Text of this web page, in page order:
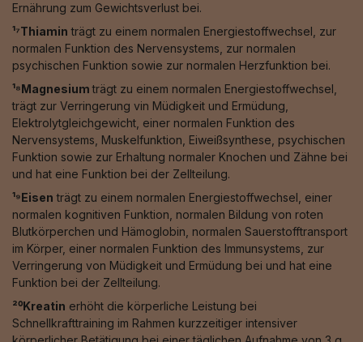
Ernährung zum Gewichtsverlust bei.
¹⁷Thiamin trägt zu einem normalen Energiestoffwechsel, zur
normalen Funktion des Nervensystems, zur normalen
psychischen Funktion sowie zur normalen Herzfunktion bei.
¹⁸Magnesiumträgt zu einem normalen Energiestoffwechsel,
trägt zur Verringerung vin Müdigkeit und Ermüdung,
Elektrolytgleichgewicht, einer normalen Funktion des
Nervensystems, Muskelfunktion, Eiweißsynthese, psychischen
Funktion sowie zur Erhaltung normaler Knochen und Zähne bei
und hat eine Funktion bei der Zellteilung.
¹⁹Eisen trägt zu einem normalen Energiestoffwechsel, einer
normalen kognitiven Funktion, normalen Bildung von roten
Blutkörperchen und Hämoglobin, normalen Sauerstofftransport
im Körper, einer normalen Funktion des Immunsystems, zur
Verringerung von Müdigkeit und Ermüdung bei und hat eine
Funktion bei der Zellteilung.
²⁰Kreatin erhöht die körperliche Leistung bei
Schnellkrafttraining im Rahmen kurzzeitiger intensiver